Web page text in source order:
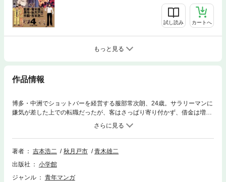
試し読み カートへ
もっと見る
作品情報
博多・中洲でショットバーを経営する服部常次朗、24歳。サラリーマンに
嫌気が差した上での転職だったが、客はさっぱり寄り付かず、借金は増え
る一方。消費者金融にも見放された彼は、高利・毎日決済の金融業「日掛
け屋」に手を出す。そして、ゼニの泥沼へ沈んでゆく…。
著者 吉本浩二 秋月戸市
青木雄二
出版社
小学館
ジャンル
青年マンガ